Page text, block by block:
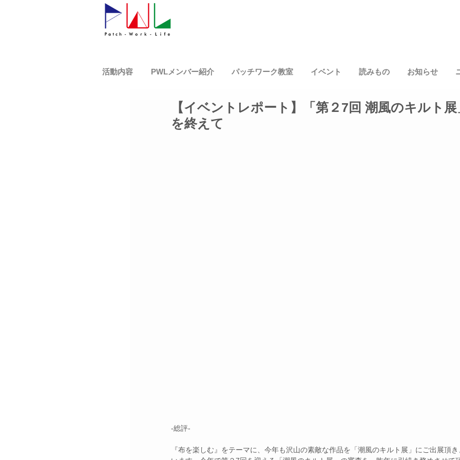
活動内容 PWLメンバー紹介 パッチワーク教室 イベント 読みもの お知らせ
【イベントレポート】「第２7回 潮⾵のキルト
を終えて
-総評-
『布を楽しむ』をテーマに、今年も沢⼭の素敵な作品を「潮⾵のキルト展」にご出展頂